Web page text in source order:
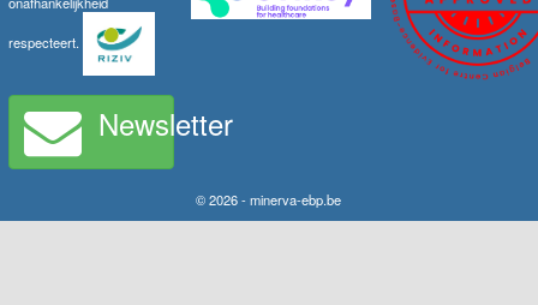
respecteert.
Newsletter
© 2026 - minerva-ebp.be